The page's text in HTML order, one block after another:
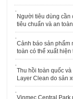
Người tiêu dùng cần
tiêu chuẩn và an toàn
Cảnh báo sản phẩm
toàn có thể xuất hiện
Thu hồi toàn quốc
Layer Clean do sản
Vinmec Central Park